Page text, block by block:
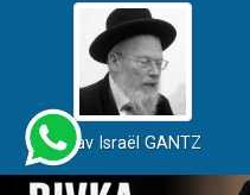
Rav Israël GANTZ